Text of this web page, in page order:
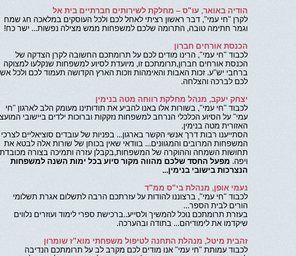
הודיה באואר, עו"ס – מחלקת לשירותים חברתיים בית אל
לקרן "חי עמי", דבר ראשון רציתי לאחל לכם ולכל העוסקים במלאכה חג שמח
וגמר חתימה טובה, התרומה שלכם למשפחות ממש מצילה נפשות... ישר כח!
הכנסת אורחים חברון
לכבוד "חי עמי", הרינו מודים לכם על תרומתכם החשובה לקרן הצדקה של
הכנסת אורחים חברון,תרומתכם זו, מיועדת לסיוע למשפחות שנקלעו למצוקה
ברחבי יש"ע. זכות האבות והאימהות וזכות הארץ הקדושה תעמוד לכם ולכל
לכם לברכה והצלחה.
יצחק יעקב, מנהל מחלקת רווחה מטה בנימין
לכבוד "חי עמי", בשורות אלו באנו להביע את תודותינו מעומק הלב לארגון "חי
עמי" על הסיוע הכלכלי הנרחב למשפחות נזקקות וברוכות ילדים ביישובי
האזורית מטה בנימין.
הסתייענו רבות דרך אנשי הקשר בארגון... בפניות של עובדים סוציאליים לצרכי
המשפחות המרובים והמגוונים... בוודאי שאין בכוחן של שורות אלה לבטא את
תחושות השמחה וההוקרה של המשפחות,בקבלן עזרה ותמיכה בצורה מכובדת
ויפה. מפעל החסד שלכם מהווה מקור סיוע בכל ימות השנה למשפחות
הנצרכות בישובי בנימין...
נעמי אופן, מנהלת בי"ס ממ"ד
לכבוד "חי עמי", ברצוננו להודות על עזרתכם הרבה לתשלום אגרת תשלומי
הורים לבית הספר...
בעזרת תרומתכם נוכל להמשיך ולסייע..ברכישת ספרי לימוד ועוזרים נלווים
שיקדמו את לימודיהם... בתודה ובהערכה.
זהבית מיטל, מנהלת התחנה לטיפול משפחתי מוא"ז שומרון
לכבוד עמותת "חי עמי" אנו מודים לכם מקרב לב על תרומתכם הנדיבה